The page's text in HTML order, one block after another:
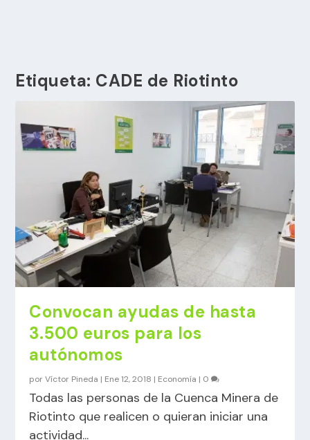
Etiqueta: CADE de Riotinto
Convocan ayudas de hasta
3.500 euros para los
autónomos
porVíctor Pineda | Ene 12, 2018 | Economía | 0
Todas las personas de la Cuenca Minera de
Riotinto que realicen o quieran iniciar una
actividad...